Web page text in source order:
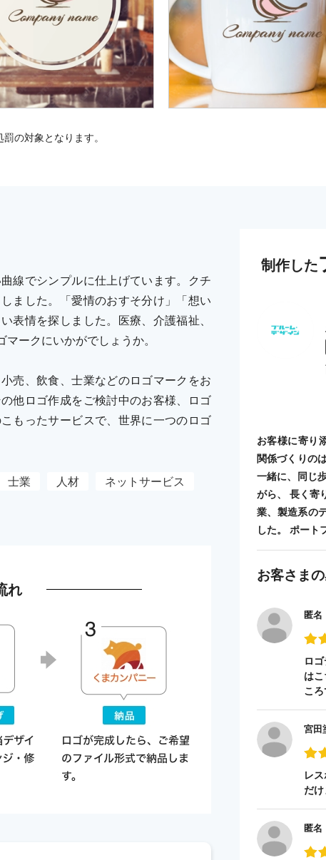
の対象となります。
線でシンプルに仕上げています。クチ
ました。「愛情のおすそ分け」「想い
表情を探しました。医療、介護福祉、
ークにいかがでしょうか。
売、飲食、士業などのロゴマークをお
他ロゴ作成をご検討中のお客様、ロゴ
もったサービスで、世界に一つのロゴ
士業 人材
ネットサービス
れ
制作した
お客様に寄り
関係づくりの
一緒に、同じ
がら、 長く寄
業、製造系の
した。 ポー
お客さま
匿名
ロ
は
こ
宮田
レ
だ
匿名